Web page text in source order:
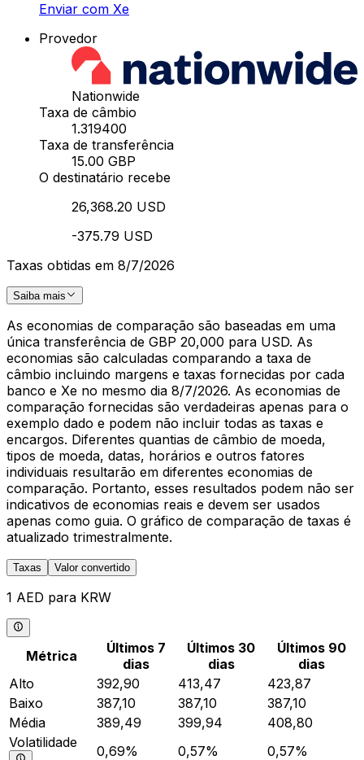
Enviar com Xe
Provedor
Nationwide
Taxa de câmbio
1.319400
Taxa de transferência
15.00 GBP
O destinatário recebe
26,368.20 USD
-375.79 USD
Taxas obtidas em 8/7/2026
Saiba mais
As economias de comparação são baseadas em uma
única transferência de GBP 20,000 para USD. As
economias são calculadas comparando a taxa de
câmbio incluindo margens e taxas fornecidas por cada
banco e Xe no mesmo dia 8/7/2026. As economias de
comparação fornecidas são verdadeiras apenas para o
exemplo dado e podem não incluir todas as taxas e
encargos. Diferentes quantias de câmbio de moeda,
tipos de moeda, datas, horários e outros fatores
individuais resultarão em diferentes economias de
comparação. Portanto, esses resultados podem não ser
indicativos de economias reais e devem ser usados
apenas como guia. O gráfico de comparação de taxas é
atualizado trimestralmente.
Taxas Valor convertido
1 AED para KRW
Métrica
Últimos 7
dias
Últimos 30
dias
Últimos 90
dias
Alto
392,90 413,47
423,87
Baixo
387,10 387,10
387,10
Média
389,49 399,94
408,80
Volatilidade
0,69% 0,57% 0,57%